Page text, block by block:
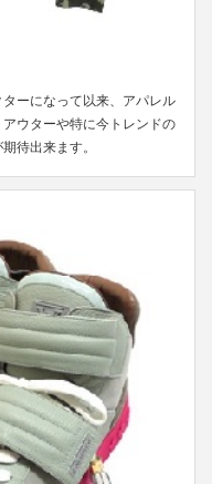
ーになって以来、アパレル
ウターや特に今トレンドの
待出来ます。